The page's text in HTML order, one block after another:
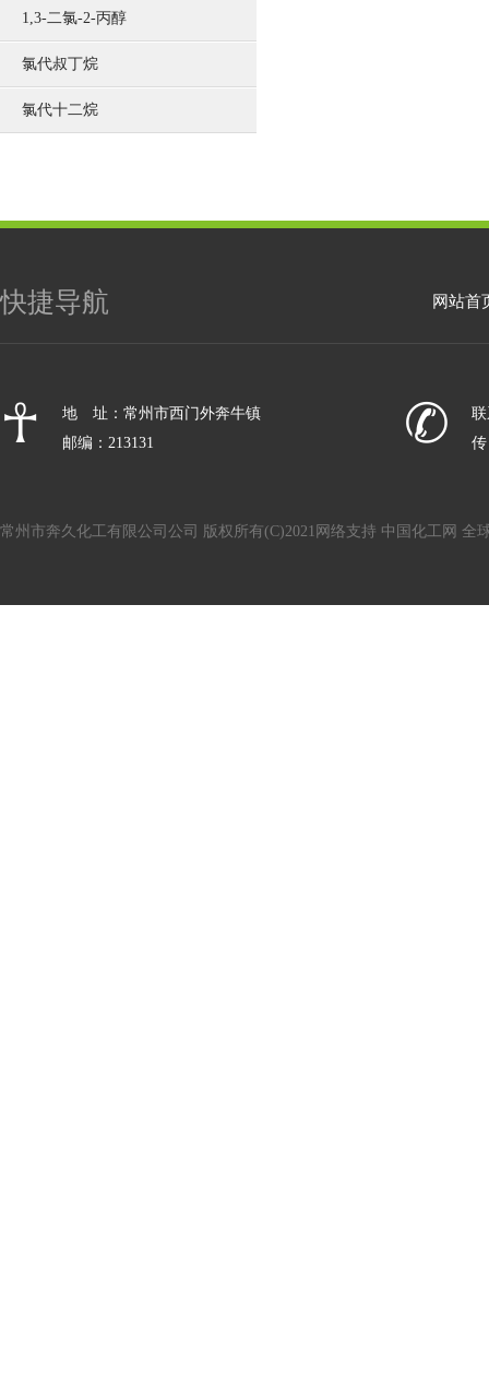
1,3-二氯-2-丙醇
氯代叔丁烷
氯代十二烷
快捷导航 网站首
☥
地 址：常州市西门外奔牛镇
邮编：213131
✆
联
常州市奔久化工有限公司公司 版权所有(C)2021 网络支持 中国化工网 全